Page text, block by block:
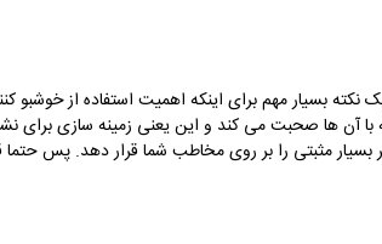
نکته بسیار مهم برای اینکه اهمیت استفاده از
آن ها صحبت می کند و این یعنی زمینه سازی برای
بسیار مثبتی را بر روی مخاطب شما قرار دهد. پس